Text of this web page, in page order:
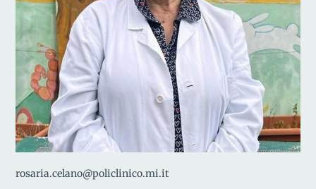
rosaria.celano@policlinico.mi.it